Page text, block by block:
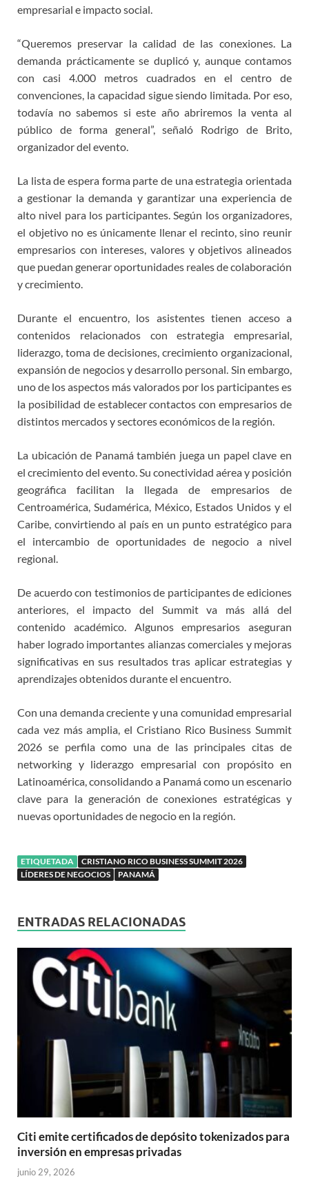
empresarial e impacto social.
“Queremos preservar la calidad de las conexiones. La
demanda prácticamente se duplicó y, aunque contamos
con casi 4.000 metros cuadrados en el centro de
convenciones, la capacidad sigue siendo limitada. Por eso,
todavía no sabemos si este año abriremos la venta al
público de forma general”, señaló Rodrigo de Brito,
organizador del evento.
La lista de espera forma parte de una estrategia orientada
a gestionar la demanda y garantizar una experiencia de
alto nivel para los participantes. Según los organizadores,
el objetivo no es únicamente llenar el recinto, sino reunir
empresarios con intereses, valores y objetivos alineados
que puedan generar oportunidades reales de colaboración
y crecimiento.
Durante el encuentro, los asistentes tienen acceso a
contenidos relacionados con estrategia empresarial,
liderazgo, toma de decisiones, crecimiento organizacional,
expansión de negocios y desarrollo personal. Sin embargo,
uno de los aspectos más valorados por los participantes es
la posibilidad de establecer contactos con empresarios de
distintos mercados y sectores económicos de la región.
La ubicación de Panamá también juega un papel clave en
el crecimiento del evento. Su conectividad aérea y posición
geográfica facilitan la llegada de empresarios de
Centroamérica, Sudamérica, México, Estados Unidos y el
Caribe, convirtiendo al país en un punto estratégico para
el intercambio de oportunidades de negocio a nivel
regional.
De acuerdo con testimonios de participantes de ediciones
anteriores, el impacto del Summit va más allá del
contenido académico. Algunos empresarios aseguran
haber logrado importantes alianzas comerciales y mejoras
significativas en sus resultados tras aplicar estrategias y
aprendizajes obtenidos durante el encuentro.
Con una demanda creciente y una comunidad empresarial
cada vez más amplia, el Cristiano Rico Business Summit
2026 se perfila como una de las principales citas de
networking y liderazgo empresarial con propósito en
Latinoamérica, consolidando a Panamá como un escenario
clave para la generación de conexiones estratégicas y
nuevas oportunidades de negocio en la región.
ETIQUETADA
CRISTIANO RICO BUSINESS SUMMIT 2026
LÍDERES DE NEGOCIOS
PANAMÁ
ENTRADAS RELACIONADAS
Citi emite certificados de depósito tokenizados para
inversión en empresas privadas
junio 29, 2026